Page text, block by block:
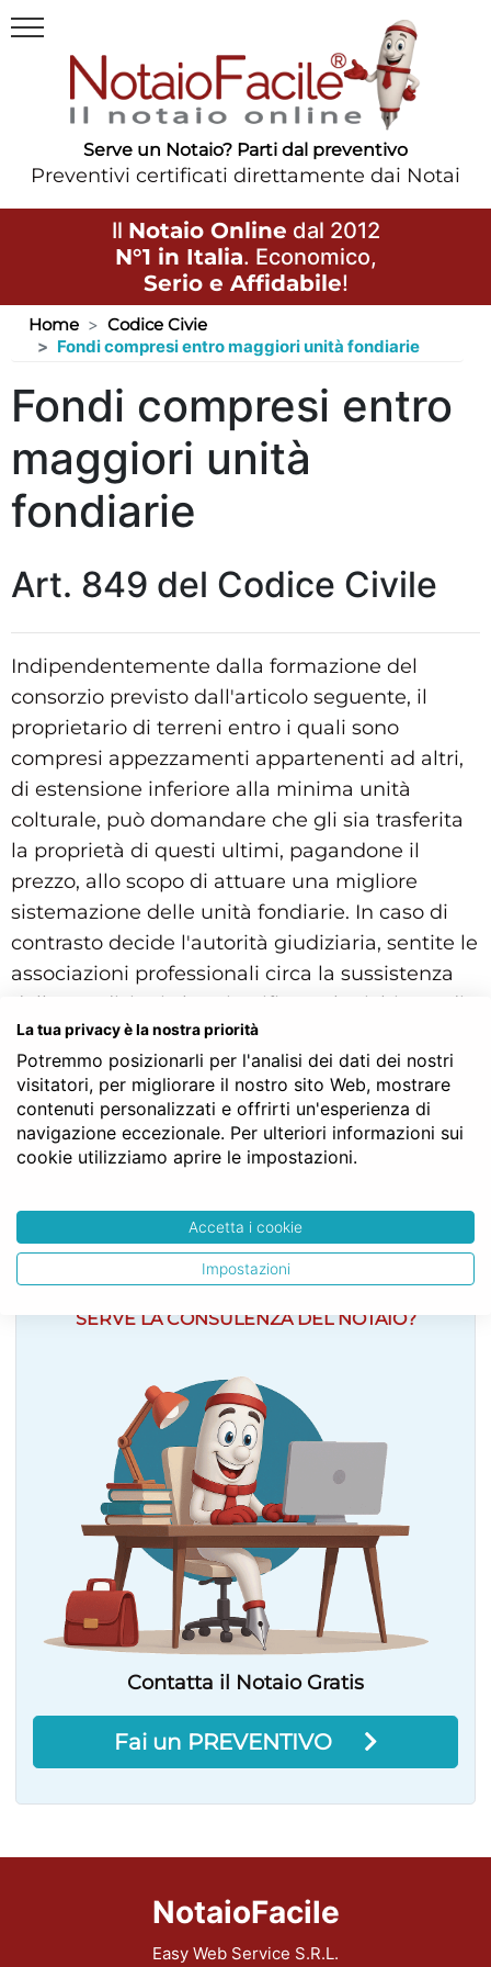
Serve un Notaio? Parti dal preventivo
Preventivi certificati direttamente dai Notai
Il Notaio Online dal 2012
N°1 in Italia. Economico,
Serio e Affidabile!
Home
Codice Civie
Fondi compresi entro maggiori unità fondiarie
Fondi compresi entro
maggiori unità
fondiarie
Art. 849 del Codice Civile
Indipendentemente dalla formazione del
consorzio previsto dall'articolo seguente, il
proprietario di terreni entro i quali sono
compresi appezzamenti appartenenti ad altri,
di estensione inferiore alla minima unità
colturale, può domandare che gli sia trasferita
la proprietà di questi ultimi, pagandone il
prezzo, allo scopo di attuare una migliore
sistemazione delle unità fondiarie. In caso di
contrasto decide l'autorità giudiziaria, sentite le
associazioni professionali circa la sussistenza
delle condizioni che giustificano la richiesta di
trasferimento.
Struttura gerarchica per l'articolo 849 del Codice Civile:
Codice Civile
LIBRO TERZO - Della proprietà
TITOLO II - Della proprietà
SERVE LA CONSULENZA DEL NOTAIO?
Contatta il Notaio Gratis
Fai un PREVENTIVO
NotaioFacile
Easy Web Service S.R.L.
La tua privacy è la nostra priorità
Potremmo posizionarli per l'analisi dei dati dei nostri
visitatori, per migliorare il nostro sito Web, mostrare
contenuti personalizzati e offrirti un'esperienza di
navigazione eccezionale. Per ulteriori informazioni sui
cookie utilizziamo aprire le impostazioni.
Accetta i cookie
Impostazioni